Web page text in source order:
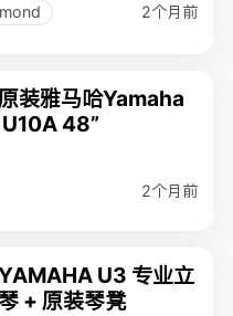
2个月前
装雅马哈Yamaha
48”
2个月前
U3 专业立
+ 原装琴凳